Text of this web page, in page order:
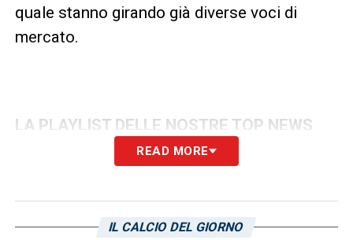
quale stanno girando già diverse voci di
mercato.
LA PLAYLIST DELLE NOSTRE TOP NEWS
READ MORE
IL CALCIO DEL GIORNO